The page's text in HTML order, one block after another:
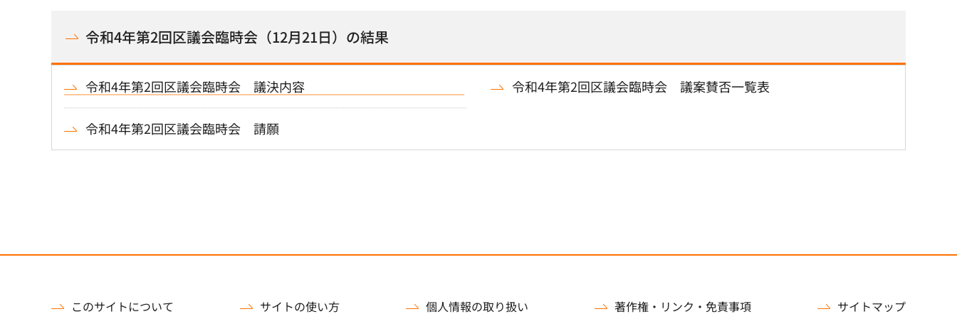
令和4年第2回区議会臨時会（12月21日）の結果
令和4年第2回区議会臨時会 議決内容 令和4年第2回区議会臨時会 議案賛否一覧表
令和4年第2回区議会臨時会 請願
このサイトについて サイトの使い方 個人情報の取り扱い 著作権・リンク・免責事項 サイトマップ